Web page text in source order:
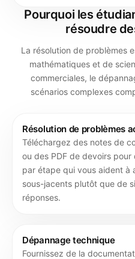
Pourquoi les
résoudre
La résolution de problèmes
mathématiques et de
commerciales, le
scénarios complexes
Résolution de problèmes
Téléchargez des notes de
ou des PDF de devoirs
par étape qui vous aident à
sous-jacents plutôt que de
réponses.
Dépannage technique
Fournissez de la